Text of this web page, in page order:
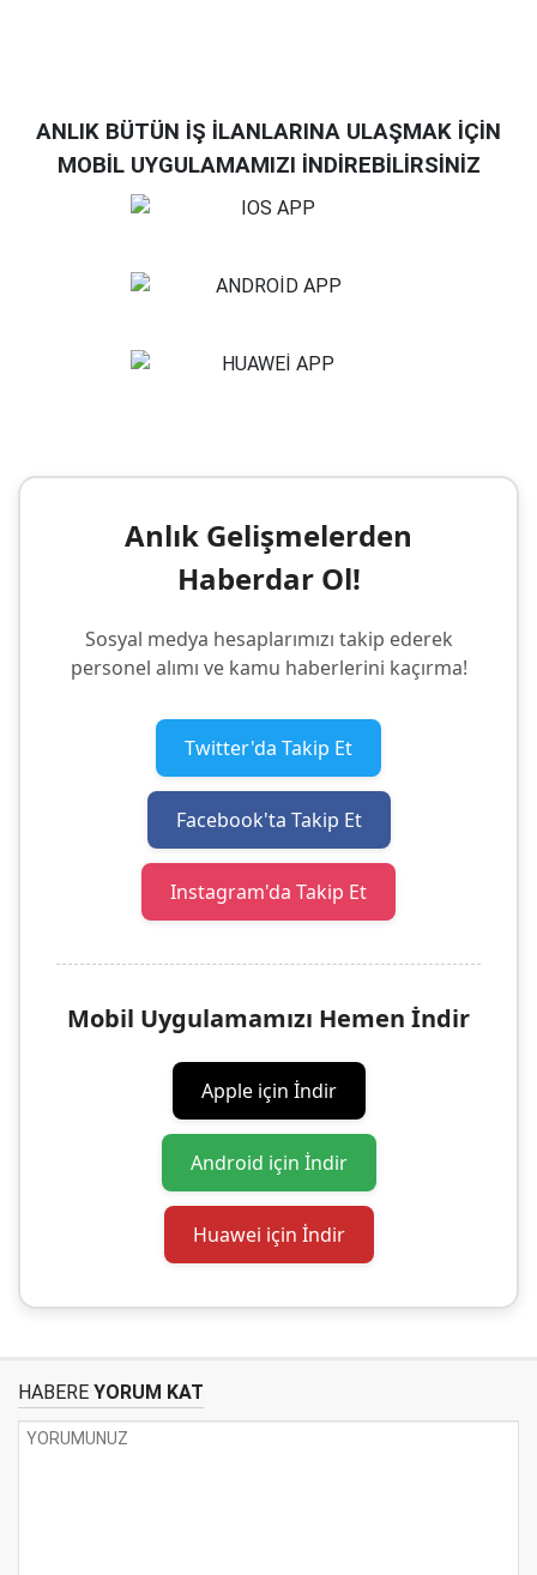
ANLIK BÜTÜN İŞ İLANLARINA ULAŞMAK İÇİN
MOBİL UYGULAMAMIZI İNDİREBİLİRSİNİZ
Anlık Gelişmelerden
Haberdar Ol!
Sosyal medya hesaplarımızı takip ederek
personel alımı ve kamu haberlerini kaçırma!
Twitter'da Takip Et
Facebook'ta Takip Et
Instagram'da Takip Et
Mobil Uygulamamızı Hemen İndir
Apple için İndir
Android için İndir
Huawei için İndir
HABERE YORUM KAT